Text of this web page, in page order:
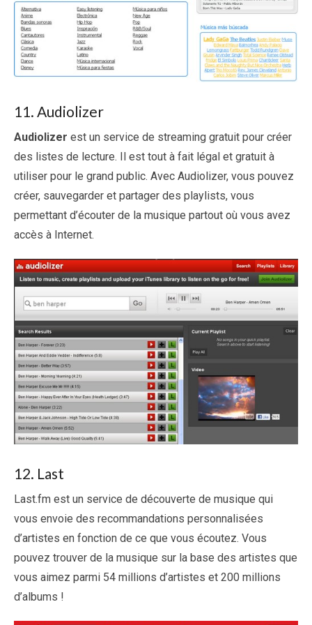
11. Audiolizer
Audiolizer est un service de streaming gratuit pour créer
des listes de lecture. Il est tout à fait légal et gratuit à
utiliser pour le grand public. Avec Audiolizer, vous pouvez
créer, sauvegarder et partager des playlists, vous
permettant d’écouter de la musique partout où vous avez
accès à Internet.
12. Last
Last.fm est un service de découverte de musique qui
vous envoie des recommandations personnalisées
d’artistes en fonction de ce que vous écoutez. Vous
pouvez trouver de la musique sur la base des artistes que
vous aimez parmi 54 millions d’artistes et 200 millions
d’albums !